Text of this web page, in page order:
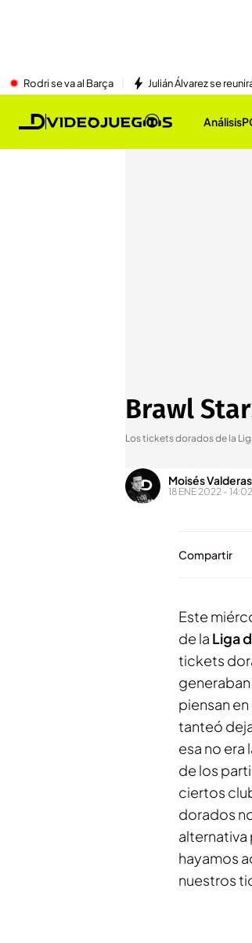
Rodri se va al Barça Julián Álvarez se
Análisis
Brawl
Los tickets dorados de la
Moisés Valderas
18 ENE 2022 -
Compartir
Este
de la Liga
tickets
piensan
tanteó
esa no
de los
ciertos
dorados
alternativa
hayamos
nuestros